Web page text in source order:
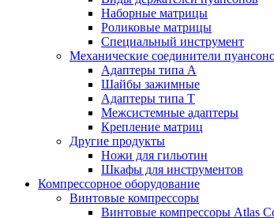
Наборные матрицы
Роликовые матрицы
Специальный инструмент
Механические соединители
Адаптеры типа A
Шайбы зажимные
Адаптеры типа T
Межсистемные адаптеры
Крепление матриц
Другие продукты
Ножи для гильотин
Шкафы для инструментов
Компрессорное оборудование
Винтовые компрессоры
Винтовые компрессоры Atlas